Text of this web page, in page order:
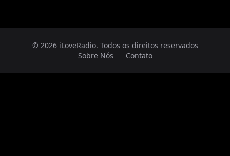
© 2026 iLoveRadio. Todos os direitos reservados
Sobre Nós
Contato